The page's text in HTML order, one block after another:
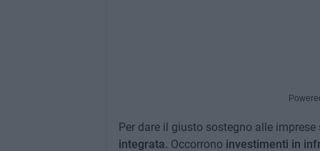
Per dare il giusto sostegno alle imprese
integrata. Occorrono investimenti in